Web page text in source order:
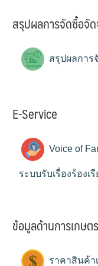
สรุปผลการจัดซื้อจั
สรุปผลการ
E-Service
Voice of
ระบบรับเรื่องร้อง
ข้อมูลด้านการเกษ
ราคาสินค้า